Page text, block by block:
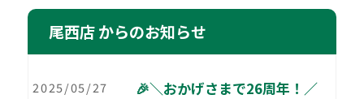
尾西店 からのお知らせ
2025/05/27
🎉＼おかげさまで26周年！／